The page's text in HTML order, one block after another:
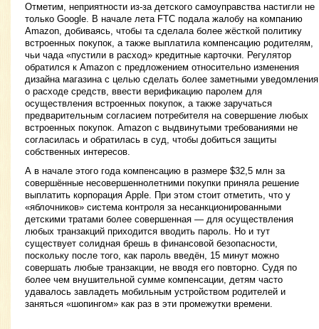
Отметим, неприятности из-за детского самоуправства настигли не
только Google. В начале лета FTC подала жалобу на компанию
Amazon, добиваясь, чтобы та сделала более жёсткой политику
встроенных покупок, а также выплатила компенсацию родителям,
чьи чада «пустили в расход» кредитные карточки. Регулятор
обратился к Amazon с предложением относительно изменения
дизайна магазина с целью сделать более заметными уведомления
о расходе средств, ввести верификацию паролем для
осуществления встроенных покупок, а также заручаться
предварительным согласием потребителя на совершение любых
встроенных покупок. Amazon с выдвинутыми требованиями не
согласилась и обратилась в суд, чтобы добиться защиты
собственных интересов.
А в начале этого года компенсацию в размере $32,5 млн за
совершённые несовершеннолетними покупки приняла решение
выплатить корпорация Apple. При этом стоит отметить, что у
«яблочников» система контроля за несанкционированными
детскими тратами более совершенная — для осуществления
любых транзакций приходится вводить пароль. Но и тут
существует солидная брешь в финансовой безопасности,
поскольку после того, как пароль введён, 15 минут можно
совершать любые транзакции, не вводя его повторно. Судя по
более чем внушительной сумме компенсации, детям часто
удавалось завладеть мобильным устройством родителей и
заняться «шопингом» как раз в эти промежутки времени.